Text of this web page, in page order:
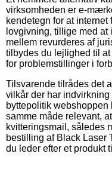
virksomheden er e-
kendetegn for at
lovgivning, tillige med
mellem revurderes af
tilbydes du lejlighed til
for problemstillinger i
Tilsvarende tilrådes det
vilkår der har
byttepolitik webshoppen
samme måde relevant,
kvitteringsmail, således
bestilling af Black Laser
du leder efter et produkt